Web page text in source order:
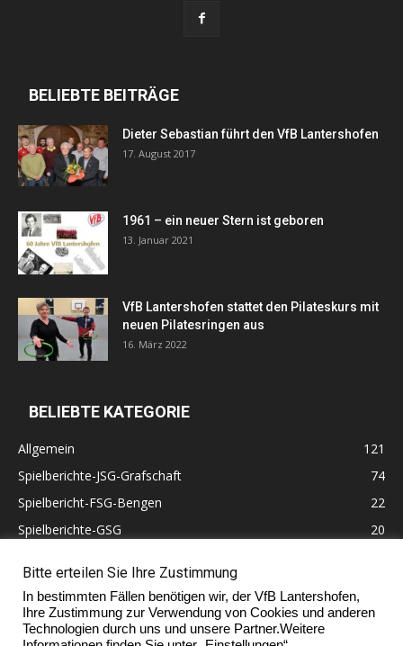
BELIEBTE BEITRÄGE
Dieter Sebastian führt den VfB Lantershofen
17. August 2017
1961 – ein neuer Stern ist geboren
13. Januar 2021
VfB Lantershofen stattet den Pilateskurs mit
neuen Pilatesringen aus
16. März 2022
BELIEBTE KATEGORIE
Allgemein
121
Spielberichte-JSG-Grafschaft
74
Spielbericht-FSG-Bengen
22
Spielberichte-GSG
20
60 Jahre VfB Lantershofen
Ehrenmitglieder
Bitte erteilen Sie Ihre Zustimmung
In bestimmten Fällen benötigen wir, der VfB Lantershofen,
Ihre Zustimmung zur Verwendung von Cookies und anderen
Technologien durch uns und unsere Partner.Weitere